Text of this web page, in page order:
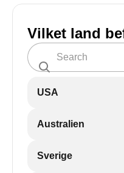
Vilket land
USA
Australien
Sverige